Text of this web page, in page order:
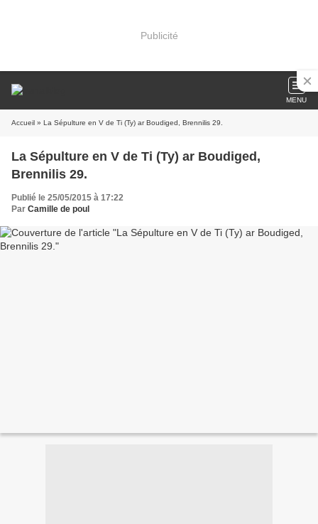
Publicité
MENU
Accueil » La Sépulture en V de Ti (Ty) ar Boudiged, Brennilis 29.
La Sépulture en V de Ti (Ty) ar Boudiged,
Brennilis 29.
Publié le 25/05/2015 à 17:22
Par Camille de poul